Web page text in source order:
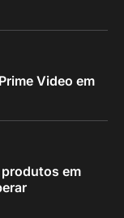
Video em
em